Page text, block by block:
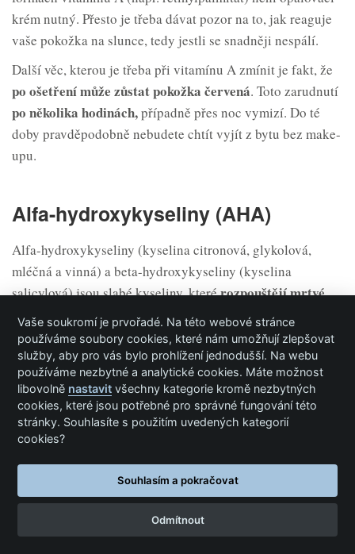
krém nutný. Přesto je třeba dávat pozor na to, jak reaguje
vaše pokožka na slunce, tedy jestli se snadněji nespálí.
Další věc, kterou je třeba při vitamínu A zmínit je fakt, že
po ošetření může zůstat pokožka červená. Toto zarudnutí
po několika hodinách,případně přes noc vymizí. Do té
doby pravděpodobně nebudete chtít vyjít z bytu bez make-
upu.
Alfa-hydroxykyseliny (AHA)
Alfa-hydroxykyseliny (kyselina citronová, glykolová,
mléčná a vinná) a beta-hydroxykyseliny (kyselina
salicylová) jsou slabé kyseliny, kterérozpouštějí mrtvé
kožní buňky z povrchových vrstev epiderm y a podporují
růst nových kožních buněkodspodu.
Obvykle se nacházejí v produktech na čištění pleti a proti
akné. Lze je však nalézt i v tělových mlécích a pleťových
krémech. Hydroxykyseliny jsou vhodné spíše na
preventivní ošetřování,v některých případech se mohou
K ošetření hlubších jemných linií a vrásek je vhodnější
chemický peeling(například pomocí peelingu z kyseliny
trichloroctové nebo fenolového peelingu. Jde o mnohem
Vaše soukromí je prvořadé. Na této webové stránce
používáme soubory cookies, které nám umožňují zlepšovat
služby, aby pro vás bylo prohlížení jednodušší. Na webu
používáme nezbytné a analytické cookies. Máte možnost
libovolně nastavit všechny kategorie kromě nezbytných
cookies, které jsou potřebné pro správné fungování této
stránky. Souhlasíte s použitím uvedených kategorií
cookies?
Souhlasím a pokračovat
Odmítnout